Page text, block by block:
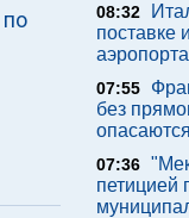
08:32
поставке
07:55
без
07:36
петицией